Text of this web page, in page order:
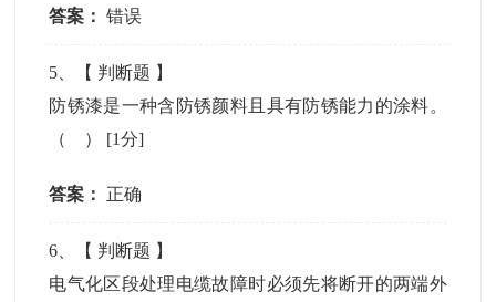
答案： 错误
5 、【 判断题 】
防锈漆是一种含防锈颜料且具有防锈能力的涂料。
（ ） [1分]
答案： 正确
6 、【 判断题 】
电气化区段处理电缆故障时必须先将断开的两端外